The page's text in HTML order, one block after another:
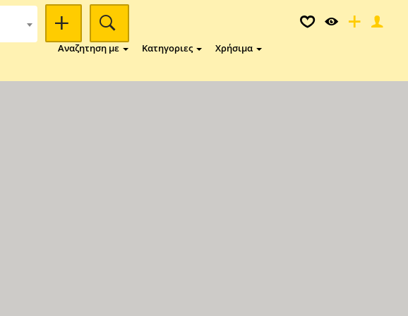
Αναζητηση με Κατηγοριες Χρήσιμα